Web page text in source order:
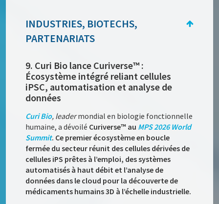
INDUSTRIES, BIOTECHS,
PARTENARIATS
9. Curi Bio lance Curiverse™ :
Écosystème intégré reliant cellules
iPSC, automatisation et analyse de
données
Curi Bio, leadermondial en biologie fonctionnelle
humaine, a dévoilé Curiverse™ au MPS 2026 World
Summit. Ce premier écosystème en boucle
fermée du secteur réunit des cellules dérivées de
cellules iPS prêtes à l’emploi, des systèmes
automatisés à haut débit et l’analyse de
données dans le cloud pour la découverte de
médicaments humains 3D à l’échelle industrielle.